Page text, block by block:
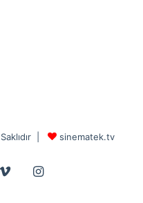
| sinematek.tv
VimeoInstagram